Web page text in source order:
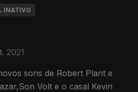
INATIVO
2021
sons de Robert Plant e
Volt e o casal Kevin